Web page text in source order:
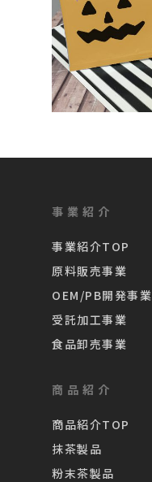
事業紹介
事業紹介TOP
原料販売事業
OEM/PB開発事業
受託加工事業
食品卸売事業
商品紹介
商品紹介TOP
抹茶製品
粉末茶製品